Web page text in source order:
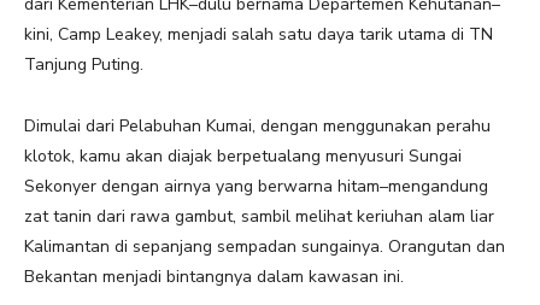
kini, Camp Leakey, menjadi salah satu daya tarik utama di TN
Tanjung Puting.
Dimulai dari Pelabuhan Kumai, dengan menggunakan perahu
klotok, kamu akan diajak berpetualang menyusuri Sungai
Sekonyer dengan airnya yang berwarna hitam–mengandung
zat tanin dari rawa gambut, sambil melihat keriuhan alam liar
Kalimantan di sepanjang sempadan sungainya. Orangutan dan
Bekantan menjadi bintangnya dalam kawasan ini.